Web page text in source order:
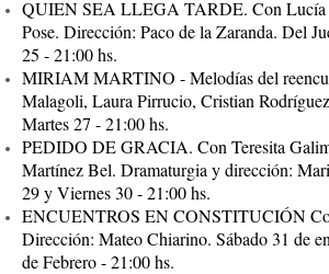
QUIEN SEA LLEGA TARDE. Con Lucía
Pose. Dirección: Paco de la Zaranda. Del
25 - 21:00 hs.
MIRIAM MARTINO - Melodías del
Malagoli, Laura Pirrucio, Cristian
Martes 27 - 21:00 hs.
PEDIDO DE GRACIA. Con Teresita
Martínez Bel. Dramaturgia y dirección:
29 y Viernes 30 - 21:00 hs.
ENCUENTROS EN CONSTITUCIÓN
Dirección: Mateo Chiarino. Sábado 31 de
de Febrero - 21:00 hs.